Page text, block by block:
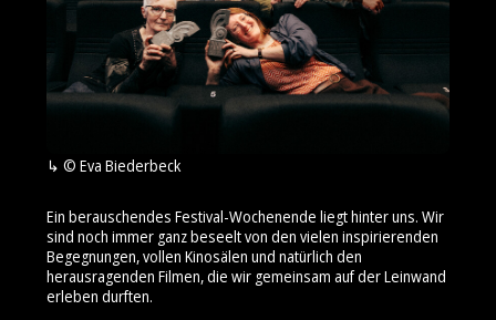
© Eva Biederbeck
Ein berauschendes Festival-Wochenende liegt hinter uns. Wir
sind noch immer ganz beseelt von den vielen inspirierenden
Begegnungen, vollen Kinosälen und natürlich den
herausragenden Filmen, die wir gemeinsam auf der Leinwand
erleben durften.